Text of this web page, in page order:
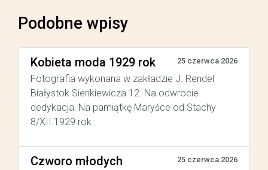
Podobne wpisy
Kobieta moda 1929 rok 25 czerwca 2026
Fotografia wykonana w zakładzie J. Rendel
Białystok Sienkiewicza 12. Na odwrocie
dedykacja: Na pamiątkę Maryśce od Stachy
8/XII.1929 rok
Czworo młodych 25 czerwca 2026